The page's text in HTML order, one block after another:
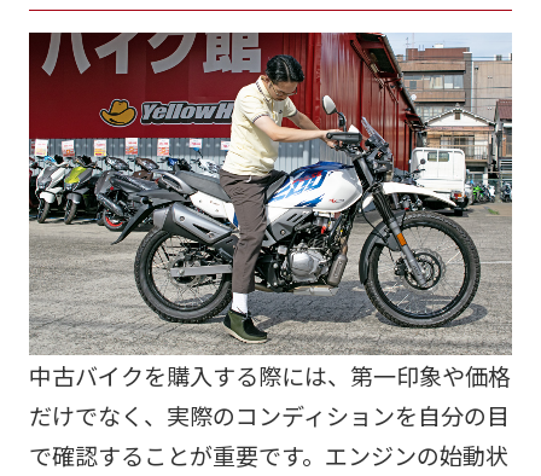
中古バイクを購入する際には、第一印象や価格
だけでなく、実際のコンディションを自分の目
で確認することが重要です。エンジンの始動状